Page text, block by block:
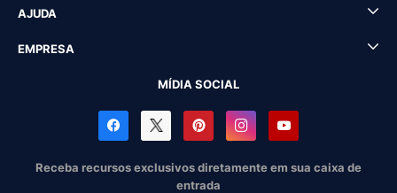
AJUDA
EMPRESA
MÍDIA SOCIAL
Receba recursos exclusivos diretamente em sua caixa de
entrada